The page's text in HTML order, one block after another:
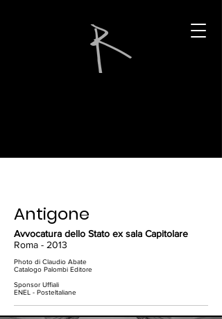
Antigone
Avvocatura dello Stato ex sala Capitolare
Roma - 2013
Photo di Claudio Abate
Catalogo Palombi Editore
Sponsor Uffiali
ENEL - PosteItaliane